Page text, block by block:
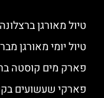
טיול מאורגן
טיול יומי מאורגן
פארק מים קוסטה
פארקי שעשועים